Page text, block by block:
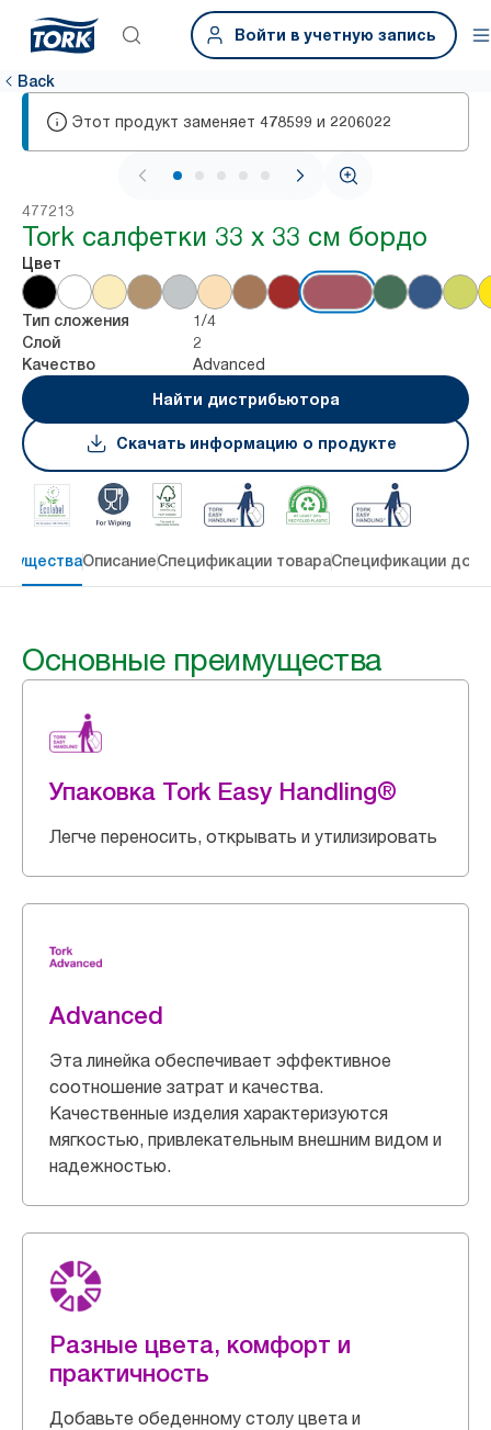
Войти в учетную запись
Back
Этот продукт заменяет 478599 и 2206022
1 / 6
477213
Tork салфетки 33 х 33 см бордо
Цвет
Тип сложения 1/4
Слой 2
Качество
Advanced
Найти дистрибьютора
Скачать информацию о продукте
ОписаниеСпецификации товараСпецификации
Основные преимущества
Упаковка Tork Easy Handling®
Легче переносить, открывать и утилизировать
Advanced
Эта линейка обеспечивает эффективное
соотношение затрат и качества.
Качественные изделия характеризуются
мягкостью, привлекательным внешним видом и
надежностью.
Разные цвета, комфорт и
практичность
Добавьте обеденному столу цвета и